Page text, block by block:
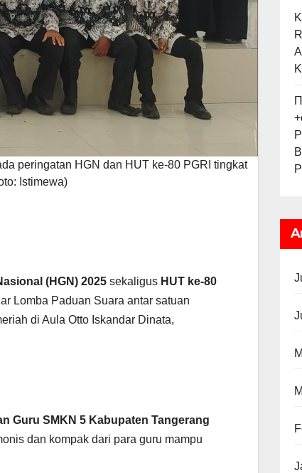
peringatan HGN dan HUT ke-80 PGRI tingkat
Istimewa)
(HGN) 2025 sekaligus HUT ke-80
Lomba Paduan Suara antar satuan
di Aula Otto Iskandar Dinata,
Guru SMKN 5 Kabupaten Tangerang
dan kompak dari para guru mampu